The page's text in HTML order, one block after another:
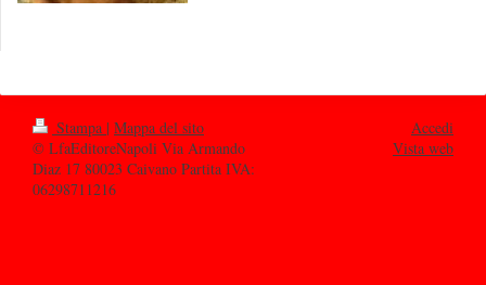
Stampa | Mappa del sito
© LfaEditoreNapoli Via Armando
Diaz 17 80023 Caivano Partita IVA:
06298711216
Accedi
Vista web